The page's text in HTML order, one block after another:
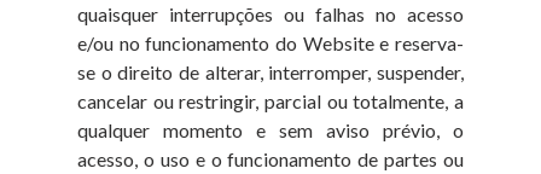
quaisquer interrupções ou falhas no acesso
e/ou no funcionamento do Website e reserva-
se o direito de alterar, interromper, suspender,
cancelar ou restringir, parcial ou totalmente, a
qualquer momento e sem aviso prévio, o
acesso, o uso e o funcionamento de partes ou